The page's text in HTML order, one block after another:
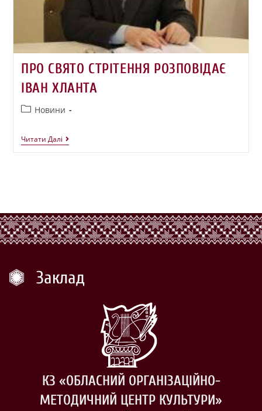
ПРО СВЯТО СТРІТЕННЯ РОЗПОВІДАЄ
ІВАН ХЛАНТА
Новини
Читати Далі
Заклад
КЗ «ОБЛАСНИЙ ОРГАНІЗАЦІЙНО-
МЕТОДИЧНИЙ ЦЕНТР КУЛЬТУРИ»